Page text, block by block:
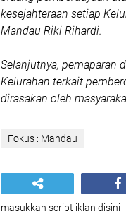
kesejahteraan setiap
Mandau Riki Rihardi.
Selanjutnya, pemaparan
Kelurahan terkait
dirasakan oleh
Fokus : Mandau
masukkan script iklan disini